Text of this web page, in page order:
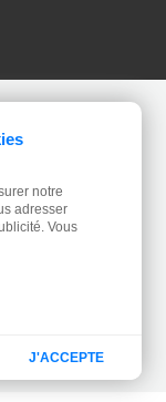
concernant
Lire la politique
notre
adresser
Vous
J'ACCEPTE